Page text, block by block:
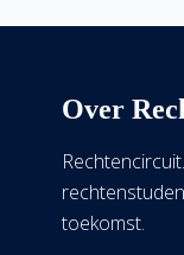
Over
toekomst.